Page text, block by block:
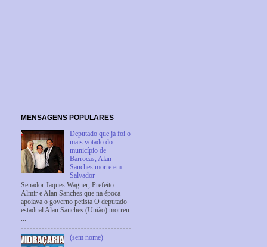
MENSAGENS POPULARES
Deputado que já foi o
mais votado do
município de
Barrocas, Alan
Sanches morre em
Salvador
Senador Jaques Wagner, Prefeito
Almir e Alan Sanches que na época
apoiava o governo petista O deputado
estadual Alan Sanches (União) morreu
...
(sem nome)